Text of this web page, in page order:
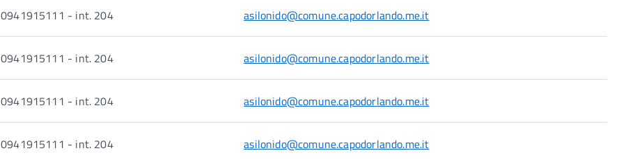
0941915111 - int. 204 asilonido@comune.capodorlando.me.it
0941915111 - int. 204 asilonido@comune.capodorlando.me.it
0941915111 - int. 204 asilonido@comune.capodorlando.me.it
0941915111 - int. 204 asilonido@comune.capodorlando.me.it